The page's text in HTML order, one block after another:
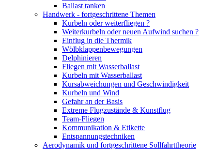
Ballast tanken
Handwerk - fortgeschrittene Themen
Kurbeln oder weiterfliegen ?
Weiterkurbeln oder neuen Aufwind suchen ?
Einflug in die Thermik
Wölbklappenbewegungen
Delphinieren
Fliegen mit Wasserballast
Kurbeln mit Wasserballast
Kursabweichungen und Geschwindigkeit
Kurbeln und Wind
Gefahr an der Basis
Extreme Flugzustände & Kunstflug
Team-Fliegen
Kommunikation & Etikette
Entspannungstechniken
Aerodynamik und fortgeschrittene Sollfahrttheorie